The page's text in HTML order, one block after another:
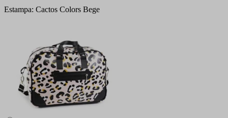
Estampa: Cactos Colors Bege